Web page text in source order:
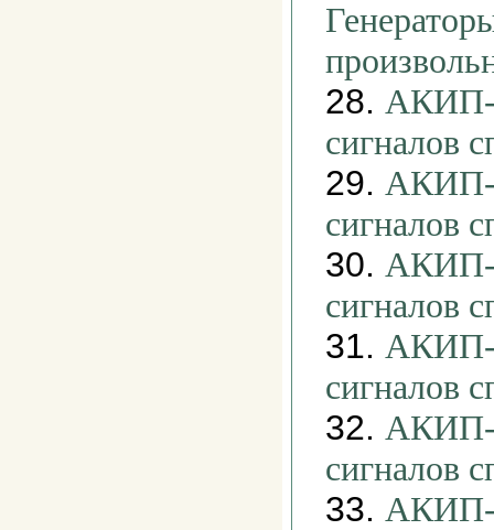
28. АКИП-
сигналов
29. АКИП-
сигналов
30. АКИП-
сигналов
31. АКИП-
сигналов
32. АКИП-
сигналов
33. АКИП-